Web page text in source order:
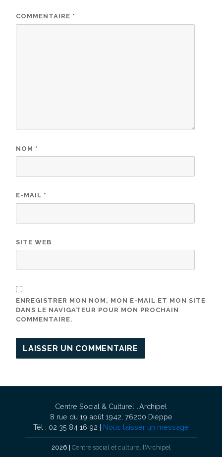
COMMENTAIRE *
NOM *
E-MAIL *
SITE WEB
ENREGISTRER MON NOM, MON E-MAIL ET MON SITE
DANS LE NAVIGATEUR POUR MON PROCHAIN
COMMENTAIRE.
Centre Social & Culturel l'Archipel
8 rue du 19 août 1942, 76200 Dieppe
Tél : 02 35 84 16 92 |
Nous laisser un message
2026 | Centre social et culturel l'Archipel